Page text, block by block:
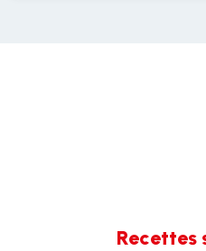
Recettes